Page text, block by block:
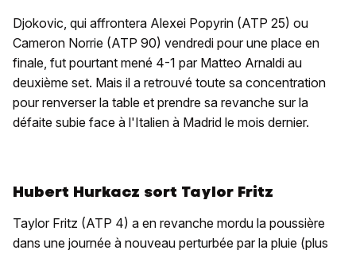
Djokovic, qui affrontera Alexei Popyrin (ATP 25) ou
Cameron Norrie (ATP 90) vendredi pour une place en
finale, fut pourtant mené 4-1 par Matteo Arnaldi au
deuxième set. Mais il a retrouvé toute sa concentration
pour renverser la table et prendre sa revanche sur la
défaite subie face à l'Italien à Madrid le mois dernier.
Hubert Hurkacz sort Taylor Fritz
Taylor Fritz (ATP 4) a en revanche mordu la poussière
dans une journée à nouveau perturbée par la pluie (plus